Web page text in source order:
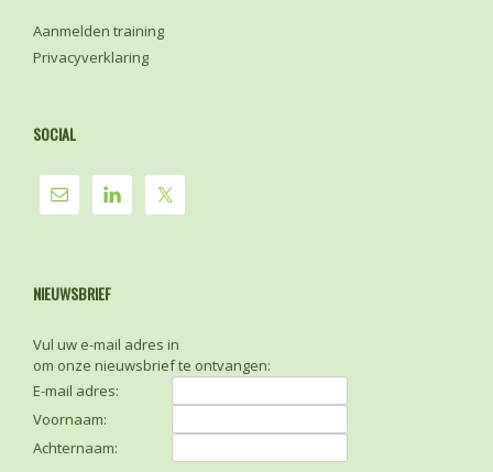
Aanmelden training
Privacyverklaring
SOCIAL
NIEUWSBRIEF
Vul uw e-mail adres in
om onze nieuwsbrief te ontvangen:
E-mail adres:
Voornaam:
Achternaam: